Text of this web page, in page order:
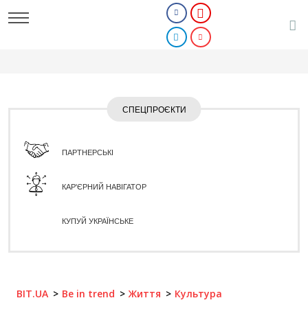
СПЕЦПРОЄКТИ
ПАРТНЕРСЬКІ
КАР'ЄРНИЙ НАВІГАТОР
КУПУЙ УКРАЇНСЬКЕ
BIT.UA Be in trend Життя Культура